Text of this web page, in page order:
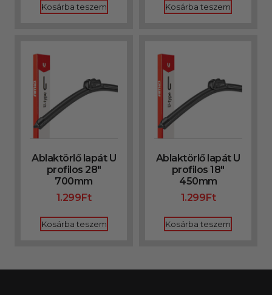
Kosárba teszem Kosárba teszem
Ablaktörlő lapát U
profilos 28″
700mm
1.299Ft
Kosárba teszem
Ablaktörlő lapát U
profilos 18″
450mm
1.299Ft
Kosárba teszem